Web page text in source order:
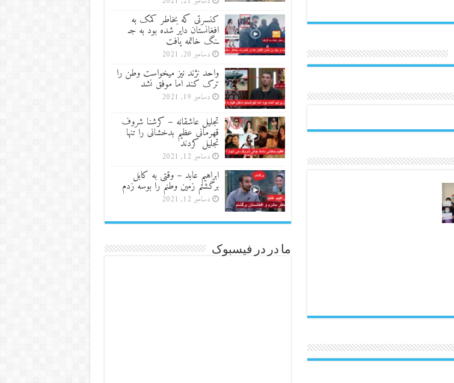
کنسرتی که بخاطر کمک به
افغانستان دایر شده بود به جـ
ـنگ خاتمه یافت
دسامبر 20, 2021
واحد نژند نیز میخواست وطن را
ترک کند اما موفق نشد
دسامبر 19, 2021
تجلیل عاشقانه – کرشنا شروف
قهرمانی عظیم بدخشانی را تنها
تجلیل کردند
دسامبر 12, 2021
ابراهیم عابد – وقتی به کابل
برگشتم زمین وطنم را بوسه زدم
دسامبر 12, 2021
ما در در فیسبوک